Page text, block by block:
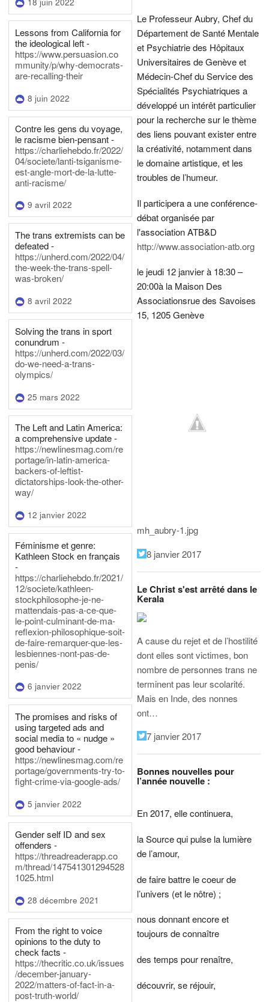
Lessons from California for
the ideological left -
https://www.persuasion.co
mmunity/p/why-democrats-
are-recalling-their
8 juin 2022
Contre les gens du voyage,
le racisme bien-pensant -
https://charliehebdo.fr/2022/
04/societe/lanti-tsiganisme-
est-angle-mort-de-la-lutte-
anti-racisme/
9 avril 2022
The trans extremists can be
defeated -
https://unherd.com/2022/04/
the-week-the-trans-spell-
was-broken/
8 avril 2022
Solving the trans in sport
conundrum -
https://unherd.com/2022/03/
do-we-need-a-trans-
olympics/
25 mars 2022
The Left and Latin America:
a comprehensive update -
https://newlinesmag.com/re
portage/in-latin-america-
backers-of-leftist-
dictatorships-look-the-other-
way/
12 janvier 2022
Féminisme et genre:
Kathleen Stock en français
-
https://charliehebdo.fr/2021/
12/societe/kathleen-
stockphilosophe-je-ne-
mattendais-pas-a-ce-que-
le-point-culminant-de-ma-
reflexion-philosophique-soit-
de-faire-remarquer-que-les-
lesbiennes-nont-pas-de-
penis/
6 janvier 2022
The promises and risks of
using targeted ads and
social media to « nudge »
good behaviour -
https://newlinesmag.com/re
portage/governments-try-to-
fight-crime-via-google-ads/
5 janvier 2022
Gender self ID and sex
offenders -
https://threadreaderapp.co
m/thread/147541301294528
1025.html
28 décembre 2021
From the right to voice
opinions to the duty to
check facts -
https://thecritic.co.uk/issues
/december-january-
2022/matters-of-fact-in-a-
post-truth-world/
Le Professeur Aubry, Chef du
Département de Santé Mentale
et Psychiatrie des Hôpitaux
Universitaires de Genève et
Médecin-Chef du Service des
Spécialités Psychiatriques a
développé un intérêt particulier
pour la recherche sur le thème
des liens pouvant exister entre
la créativité, notamment dans
le domaine artistique, et les
troubles de l’humeur.
Il participera a une conférence-
débat organisée par
l'association ATB&D
http://www.association-atb.org
le jeudi 12 janvier à 18:30 –
20:00à la Maison Des
Associationsrue des Savoises
15, 1205 Genève
mh_aubry-1.jpg
8 janvier 2017
Le Christ s'est arrêté dans le
Kerala
A cause du rejet et de l’hostilité
dont elles sont victimes, bon
nombre de personnes trans ne
terminent pas leur scolarité.
Mais en Inde, des nonnes
ont…
7 janvier 2017
Bonnes nouvelles pour
l’année nouvelle :
En 2017, elle continuera,
la Source qui pulse la lumière
de l’amour,
de faire battre le coeur de
l’univers (et le nôtre) ;
nous donnant encore et
toujours de connaître
des temps pour renaître,
découvrir, se réjouir,